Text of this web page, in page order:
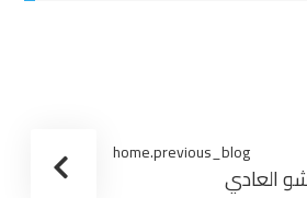
home.previous_blog
العادي